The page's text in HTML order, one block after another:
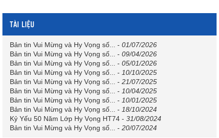
TÀI LIỆU
Bản tin Vui Mừng và Hy Vọng số... - 01/07/2026
Bản tin Vui Mừng và Hy Vọng số...
- 09/04/2026
Bản tin Vui Mừng và Hy Vọng số...
- 05/01/2026
Bản tin Vui Mừng và Hy Vọng số...
- 10/10/2025
Bản tin Vui Mừng và Hy Vọng số...
- 21/07/2025
Bản tin Vui Mừng và Hy Vọng số...
- 10/04/2025
Bản tin Vui Mừng và Hy Vọng số...
- 10/01/2025
Bản tin Vui Mừng và Hy Vọng số...
- 18/10/2024
Kỷ Yếu 50 Năm Lớp Hy Vọng HT74 - 31/08/2024
Bản tin Vui Mừng và Hy Vọng số...
- 20/07/2024